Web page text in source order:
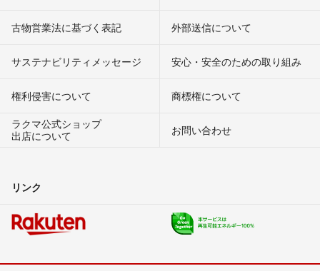
古物営業法に基づく表記 外部送信について
サステナビリティメッセージ 安心・安全のための取り組み
権利侵害について
商標権について
ラクマ公式ショップ
出店について
お問い合わせ
リンク